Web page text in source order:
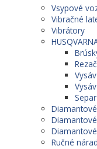
Vsypové
Vibračné
Vibrátory
Ručné